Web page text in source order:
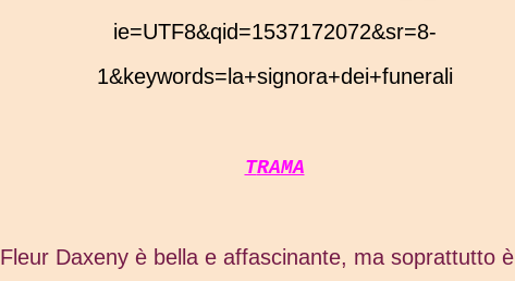
ie=UTF8&qid=1537172072&sr=8-
1&keywords=la+signora+dei+funerali
TRAMA
Fleur Daxeny è bella e affascinante, ma soprattutto è